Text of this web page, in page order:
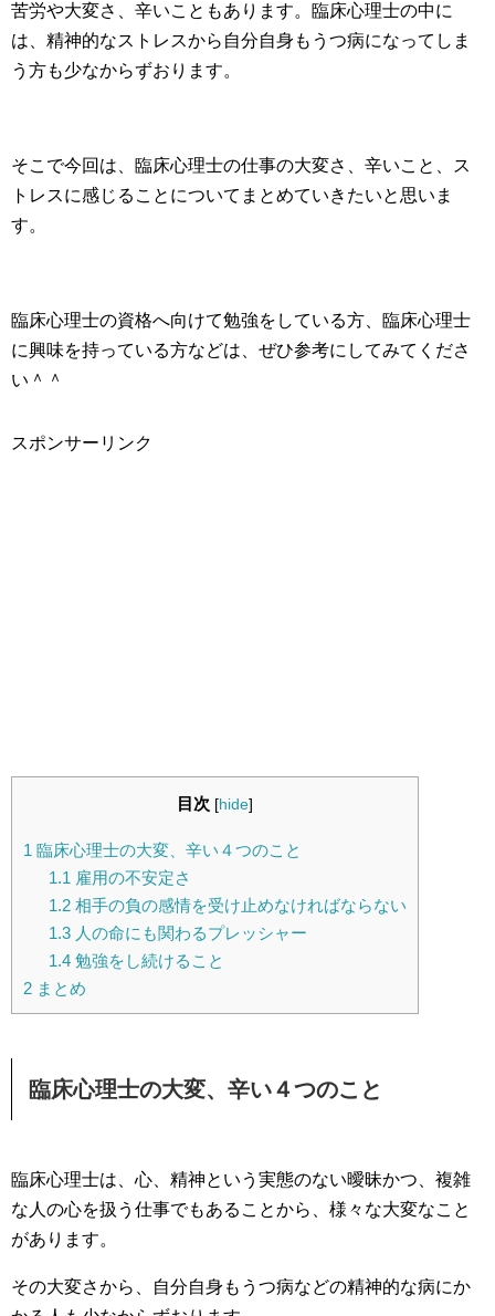
苦労や大変さ、辛いこともあります。臨床心理士の中に
は、精神的なストレスから自分自身もうつ病になってしま
う方も少なからずおります。
そこで今回は、臨床心理士の仕事の大変さ、辛いこと、ス
トレスに感じることについてまとめていきたいと思いま
す。
臨床心理士の資格へ向けて勉強をしている方、臨床心理士
に興味を持っている方などは、ぜひ参考にしてみてくださ
い＾＾
スポンサーリンク
目次 [hide]
1 臨床心理士の大変、辛い４つのこと
1.1 雇用の不安定さ
1.2相手の負の感情を受け止めなければならない
1.3人の命にも関わるプレッシャー
1.4勉強をし続けること
2 まとめ
臨床心理士の大変、辛い４つのこと
臨床心理士は、心、精神という実態のない曖昧かつ、複雑
な人の心を扱う仕事でもあることから、様々な大変なこと
があります。
その大変さから、自分自身もうつ病などの精神的な病にか